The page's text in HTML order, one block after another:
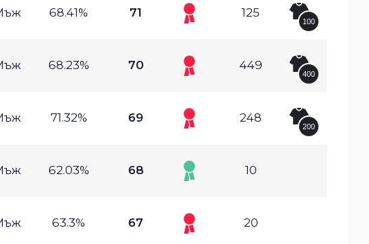
68.41% 71 125
100
68.23% 70 449
400
71.32% 69 248
200
62.03% 68 10
63.3% 67 20